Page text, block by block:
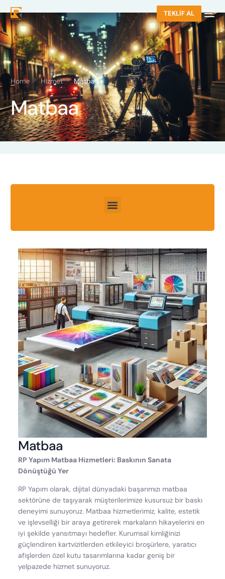
TEKLİF AL
Home Hizmet Matbaa
Matbaa
Matbaa
RP Yapım Matbaa Hizmetleri: Baskının Sanata
Dönüştüğü Yer
RP Yapım olarak, dijital dünyadaki başarımızı matbaa
sektörüne de taşıyarak müşterilerimize kusursuz bir baskı
deneyimi sunuyoruz. Matbaa hizmetlerimiz, kalite, estetik
ve işlevselliği bir araya getirerek markaların hikayelerini en
iyi şekilde yansıtmayı hedefler. Kurumsal kimliğinizi
güçlendiren kartvizitlerden etkileyici broşürlere, yaratıcı
afişlerden özel kutu tasarımlarına kadar geniş bir
yelpazede hizmet sunuyoruz.